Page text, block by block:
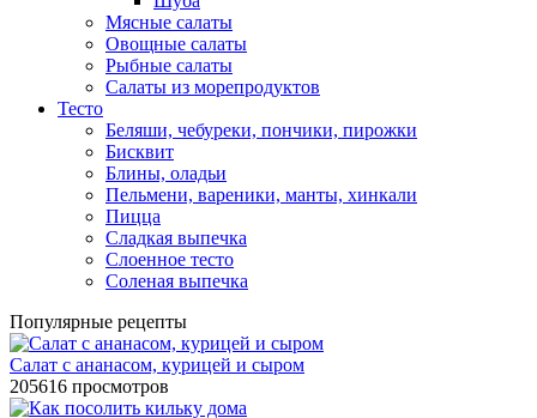
Мясные салаты
Овощные салаты
Рыбные салаты
Салаты из морепродуктов
Тесто
Беляши, чебуреки, пончики, пирожки
Бисквит
Блины, оладьи
Пельмени, вареники, манты, хинкали
Пицца
Сладкая выпечка
Слоенное тесто
Соленая выпечка
Популярные рецепты
Салат с ананасом, курицей и сыром
205616 просмотров